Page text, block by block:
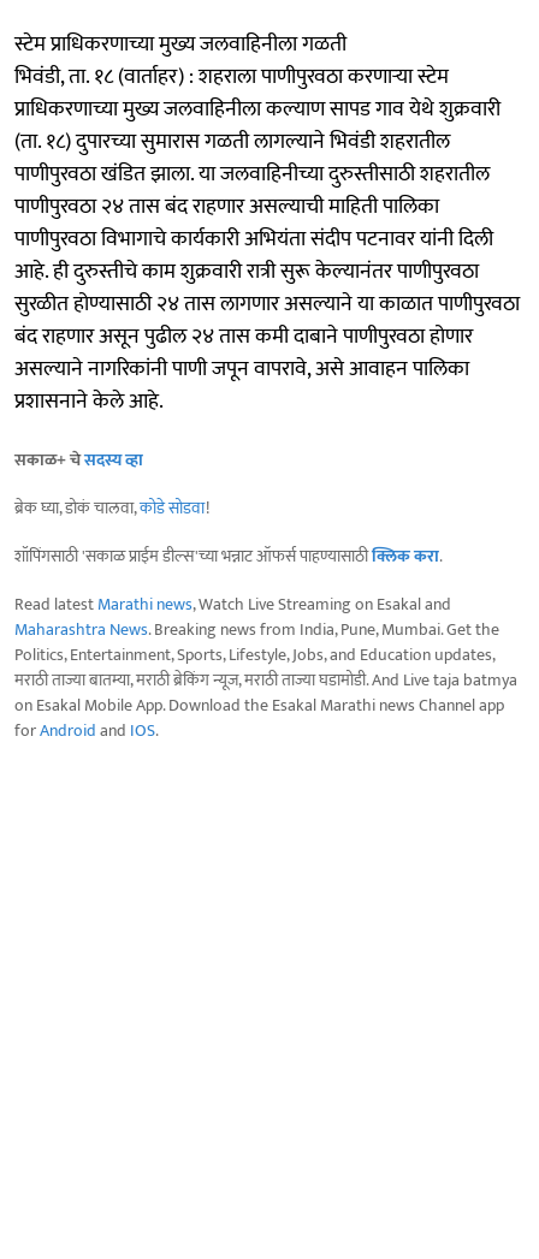
स्टेम प्राधिकरणाच्या मुख्य जलवाहिनीला गळती
भिवंडी, ता. १८ (वार्ताहर) : शहराला पाणीपुरवठा करणाऱ्या स्टेम
प्राधिकरणाच्या मुख्य जलवाहिनीला कल्याण सापड गाव येथे शुक्रवारी
(ता. १८) दुपारच्या सुमारास गळती लागल्याने भिवंडी शहरातील
पाणीपुरवठा खंडित झाला. या जलवाहिनीच्या दुरुस्तीसाठी शहरातील
पाणीपुरवठा २४ तास बंद राहणार असल्याची माहिती पालिका
पाणीपुरवठा विभागाचे कार्यकारी अभियंता संदीप पटनावर यांनी दिली
आहे. ही दुरुस्तीचे काम शुक्रवारी रात्री सुरू केल्यानंतर पाणीपुरवठा
सुरळीत होण्यासाठी २४ तास लागणार असल्याने या काळात पाणीपुरवठा
बंद राहणार असून पुढील २४ तास कमी दाबाने पाणीपुरवठा होणार
असल्याने नागरिकांनी पाणी जपून वापरावे, असे आवाहन पालिका
प्रशासनाने केले आहे.
सकाळ+ चेसदस्य व्हा
ब्रेक घ्या, डोकं चालवा,कोडे सोडवा!
शॉपिंगसाठी 'सकाळ प्राईम डील्स'च्या भन्नाट ऑफर्स पाहण्यासाठीक्लिक करा.
Read latestMarathi news, Watch Live Streaming on Esakal and
Maharashtra News. Breaking news from India, Pune, Mumbai. Get the
Politics, Entertainment, Sports, Lifestyle, Jobs, and Education updates,
मराठी ताज्या बातम्या, मराठी ब्रेकिंग न्यूज, मराठी ताज्या घडामोडी. And Live taja batmya
on Esakal Mobile App. Download the Esakal Marathi news Channel app
forAndroidand IOS.